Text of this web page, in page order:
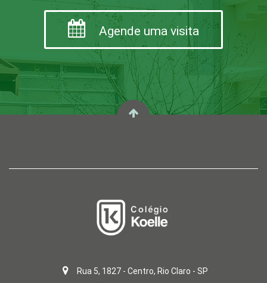
Agende uma visita
Rua 5, 1827 - Centro, Rio Claro - SP